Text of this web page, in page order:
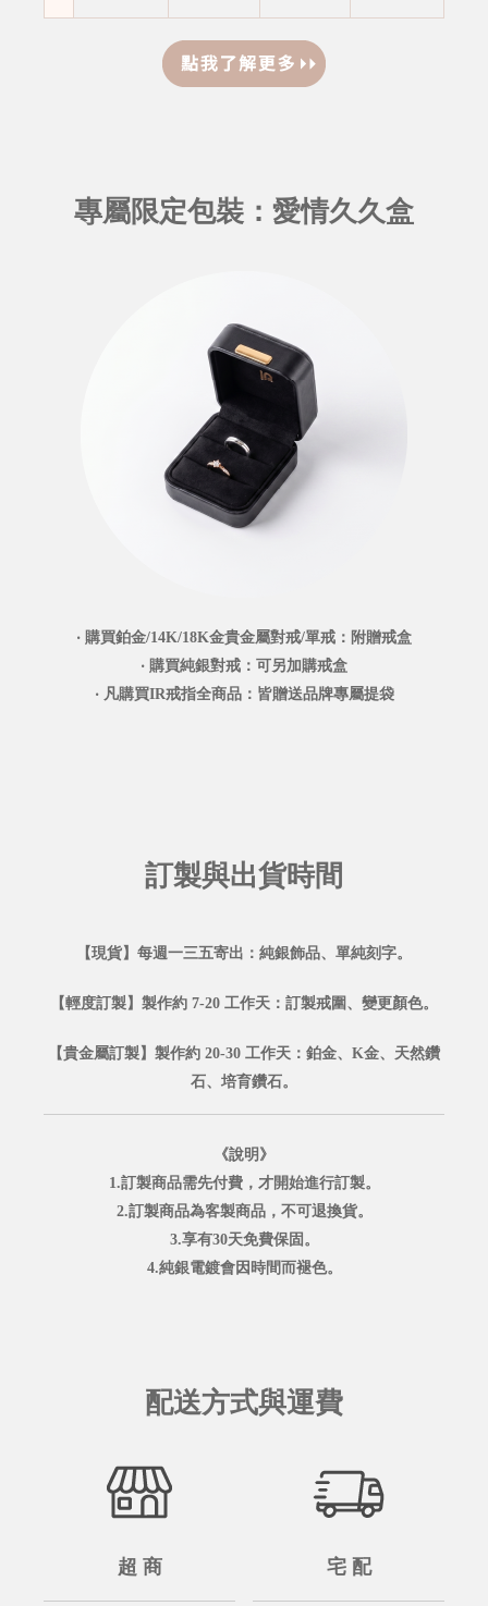
專屬限定包裝：愛情久久盒
‧ 購買鉑金/14K/18K金貴金屬對戒/單戒：附贈戒盒
‧ 購買純銀對戒：可另加購戒盒
‧ 凡購買IR戒指全商品：皆贈送品牌專屬提袋
訂製與出貨時間
【現貨】每週一三五寄出：純銀飾品、單純刻字。
【輕度訂製】製作約 7-20 工作天：訂製戒圍、變更顏色。
【貴金屬訂製】製作約 20-30 工作天：鉑金、K金、天然鑽
石、培育鑽石。
《說明》
1.訂製商品需先付費，才開始進行訂製。
2.訂製商品為客製商品，不可退換貨。
3.享有30天免費保固。
4.純銀電鍍會因時間而褪色。
配送方式與運費
超 商 宅 配